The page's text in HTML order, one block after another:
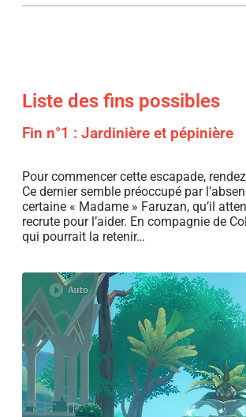
Liste des fins possibles
Fin n°1 : Jardinière et pépinière
Pour commencer cette escapade,
Ce dernier semble préoccupé par
certaine « Madame » Faruzan, qu’il
recrute pour l’aider. En compagnie de
qui pourrait la retenir…